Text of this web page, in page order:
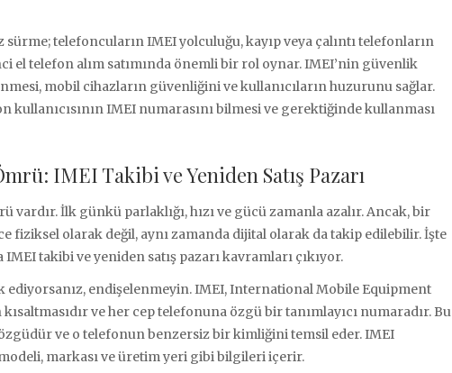
sürme; telefoncuların IMEI yolculuğu, kayıp veya çalıntı telefonların
el telefon alım satımında önemli bir rol oynar. IMEI’nin güvenlik
mobil cihazların güvenliğini ve kullanıcıların huzurunu sağlar.
kullanıcısının IMEI numarasını bilmesi ve gerektiğinde kullanması
IMEI Takibi ve Yeniden Satış Pazarı
vardır. İlk günkü parlaklığı, hızı ve gücü zamanla azalır. Ancak, bir
fiziksel olarak değil, aynı zamanda dijital olarak da takip edilebilir. İşte
takibi ve yeniden satış pazarı kavramları çıkıyor.
ediyorsanız, endişelenmeyin. IMEI, International Mobile Equipment
ve her cep telefonuna özgü bir tanımlayıcı numaradır. Bu
ve o telefonun benzersiz bir kimliğini temsil eder. IMEI
markası ve üretim yeri gibi bilgileri içerir.